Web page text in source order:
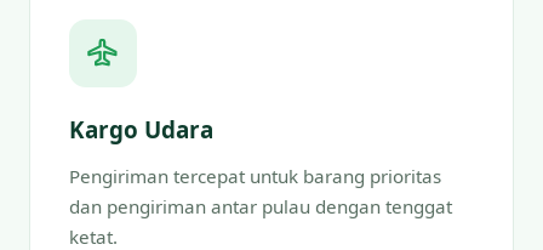
Kargo Udara
Pengiriman tercepat untuk barang prioritas
dan pengiriman antar pulau dengan tenggat
ketat.